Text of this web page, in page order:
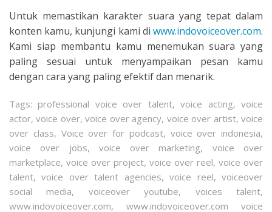
Untuk memastikan karakter suara yang tepat dalam
konten kamu, kunjungi kami di www.indovoiceover.com.
Kami siap membantu kamu menemukan suara yang
paling sesuai untuk menyampaikan pesan kamu
dengan cara yang paling efektif dan menarik.
Tags: professional voice over talent,voice acting,voice
actor,voice over,voice over agency, voice over artist,voice
over class, Voice over for podcast, voice over indonesia,
voice over jobs, voice over marketing, voice over
marketplace, voice over project, voice over reel, voice over
talent,voice over talent agencies,voice reel,voiceover
social media, voiceover youtube, voices talent,
www.indovoiceover.com, www.indovoiceover.com voice